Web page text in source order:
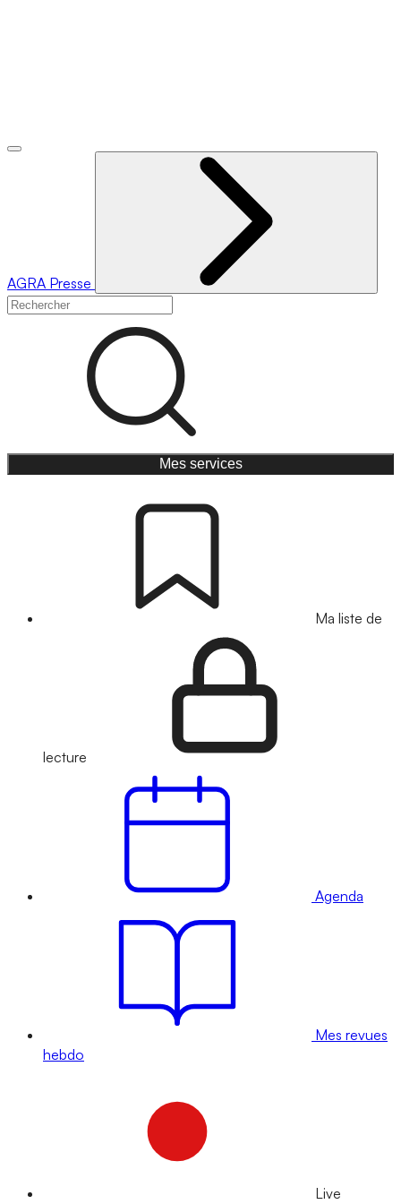
AGRA Presse
Mes services
Ma liste de
lecture
Agenda
Mes revues
hebdo
Live